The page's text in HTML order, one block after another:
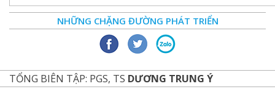
NHỮNG CHẶNG ĐƯỜNG PHÁT TRIỂN
TỔNG BIÊN TẬP: PGS, TS DƯƠNG TRUNG Ý